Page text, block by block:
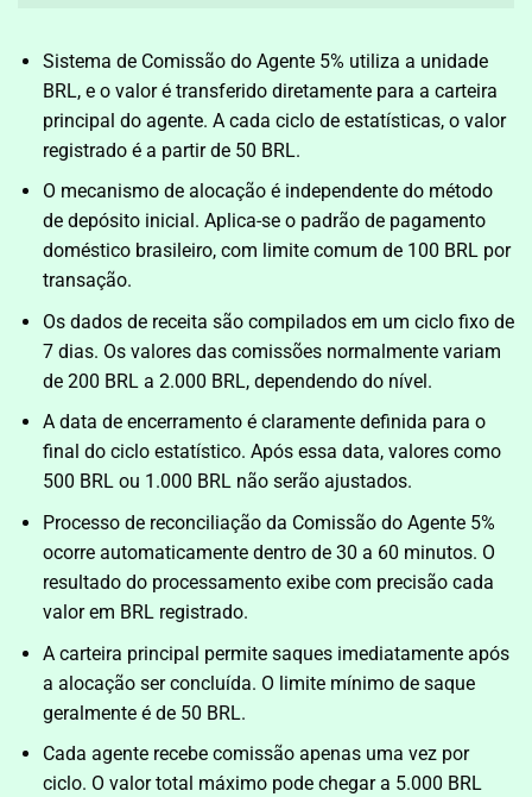
Sistema de Comissão do Agente 5% utiliza a unidade
BRL, e o valor é transferido diretamente para a carteira
principal do agente. A cada ciclo de estatísticas, o valor
registrado é a partir de 50 BRL.
O mecanismo de alocação é independente do método
de depósito inicial. Aplica-se o padrão de pagamento
doméstico brasileiro, com limite comum de 100 BRL por
transação.
Os dados de receita são compilados em um ciclo fixo de
7 dias. Os valores das comissões normalmente variam
de 200 BRL a 2.000 BRL, dependendo do nível.
A data de encerramento é claramente definida para o
final do ciclo estatístico. Após essa data, valores como
500 BRL ou 1.000 BRL não serão ajustados.
Processo de reconciliação da Comissão do Agente 5%
ocorre automaticamente dentro de 30 a 60 minutos. O
resultado do processamento exibe com precisão cada
valor em BRL registrado.
A carteira principal permite saques imediatamente após
a alocação ser concluída. O limite mínimo de saque
geralmente é de 50 BRL.
Cada agente recebe comissão apenas uma vez por
ciclo. O valor total máximo pode chegar a 5.000 BRL